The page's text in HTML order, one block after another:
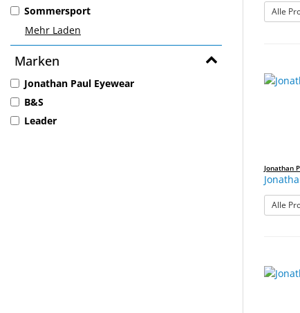
Sommersport
Mehr Laden
Marken
Jonathan Paul Eyewear
B&S
Leader
Alle
Jonathan
Alle